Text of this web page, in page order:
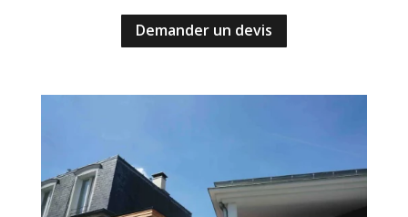
Demander un devis